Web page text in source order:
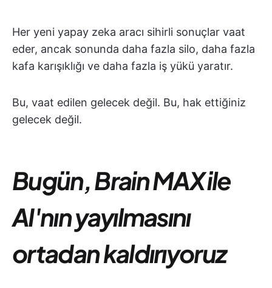
Her yeni yapay zeka aracı sihirli sonuçlar vaat
eder, ancak sonunda daha fazla silo, daha fazla
kafa karışıklığı ve daha fazla iş yükü yaratır.
Bu, vaat edilen gelecek değil. Bu, hak ettiğiniz
gelecek değil.
Bugün, Brain MAX ile
AI'nın yayılmasını
ortadan kaldırıyoruz